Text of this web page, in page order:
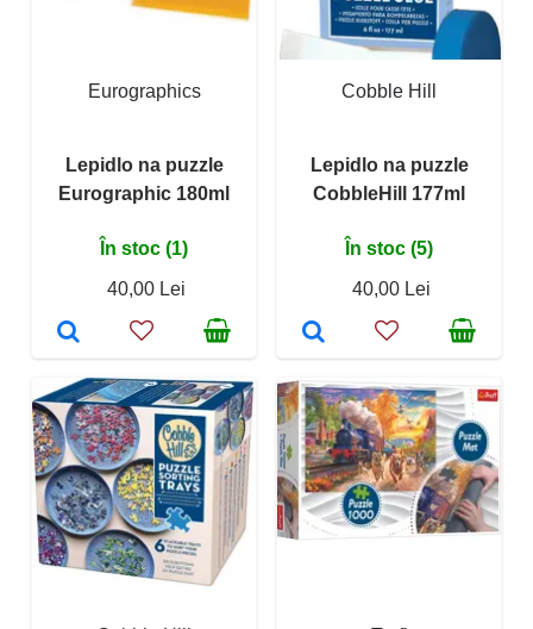
Eurographics
Lepidlo na puzzle
Eurographic 180ml
În stoc (1)
40,00 Lei
Cobble Hill
Lepidlo na puzzle
CobbleHill 177ml
În stoc (5)
40,00 Lei